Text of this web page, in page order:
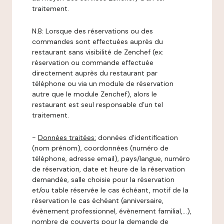
traitement.
N.B: Lorsque des réservations ou des
commandes sont effectuées auprès du
restaurant sans visibilité de Zenchef (ex:
réservation ou commande effectuée
directement auprès du restaurant par
téléphone ou via un module de réservation
autre que le module Zenchef), alors le
restaurant est seul responsable d’un tel
traitement.
- Données traitées: données d'identification
(nom prénom), coordonnées (numéro de
téléphone, adresse email), pays/langue, numéro
de réservation, date et heure de la réservation
demandée, salle choisie pour la réservation
et/ou table réservée le cas échéant, motif de la
réservation le cas échéant (anniversaire,
évènement professionnel, évènement familial,…),
nombre de couverts pour la demande de